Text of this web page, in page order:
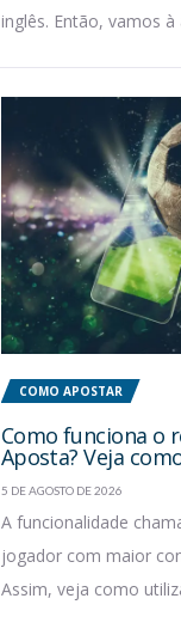
inglês. Então, vamos à
COMO APOSTAR
Como funciona o
Aposta? Veja
5 DE AGOSTO DE 2026
A funcionalidade
jogador com maior
Assim, veja como